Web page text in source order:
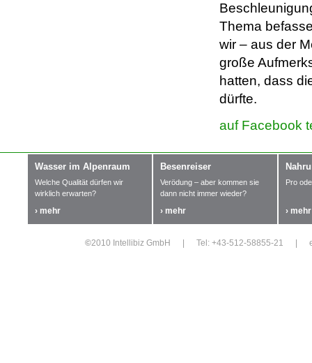
Thema
wir – aus der
große
hatten, dass
dürfte.
auf Facebook
Wasser im Alpenraum
Welche Qualität dürfen wir
wirklich erwarten?
› mehr
Besenreiser
Verödung – aber kommen sie
dann nicht immer wieder?
› mehr
Pro
› mehr
©2010 Intellibiz GmbH Tel: +43-512-58855-21